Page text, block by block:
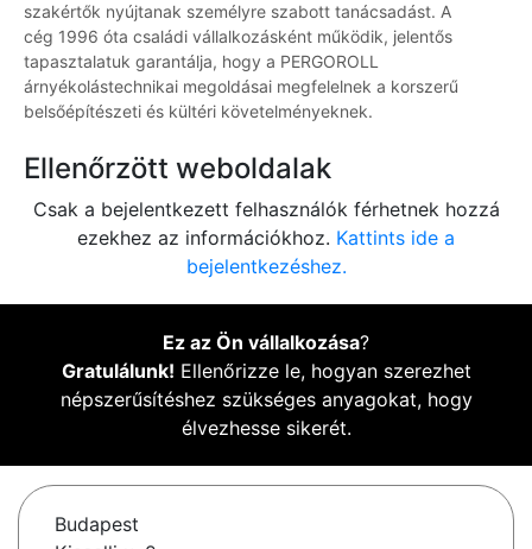
szakértők nyújtanak személyre szabott tanácsadást. A
cég 1996 óta családi vállalkozásként működik, jelentős
tapasztalatuk garantálja, hogy a PERGOROLL
árnyékolástechnikai megoldásai megfelelnek a korszerű
belsőépítészeti és kültéri követelményeknek.
Ellenőrzött weboldalak
Csak a bejelentkezett felhasználók férhetnek hozzá
ezekhez az információkhoz. Kattints ide a
bejelentkezéshez.
Ez az Ön vállalkozása?
Gratulálunk! Ellenőrizze le, hogyan szerezhet
népszerűsítéshez szükséges anyagokat, hogy
élvezhesse sikerét.
Budapest